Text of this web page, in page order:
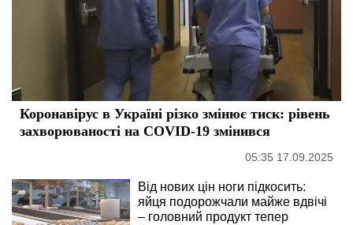
Коронавірус в Україні різко змінює тиск: рівень
захворюваності на COVID-19 змінився
05:35 17.09.2025
Від нових цін ноги підкосить:
яйця подорожчали майже вдвічі
– головний продукт тепер